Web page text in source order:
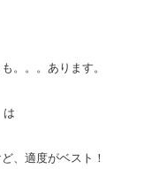
。。。あります。
は
、適度がベスト！